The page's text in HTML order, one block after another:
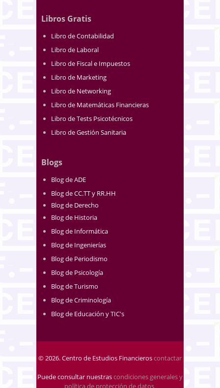
Libros Gratis
Libro de Contabilidad
Libro de Laboral
Libro de Fiscal e Impuestos
Libro de Marketing
Libro de Networking
Libro de Matemáticas Financieras
Libro de Tests Psicotécnicos
Libro de Gestión Sanitaria
Blogs
Blog de ADE
Blog de CC.TT y RR.HH
Blog de Derecho
Blog de Historia
Blog de Informática
Blog de Ingenierías
Blog de Periodismo
Blog de Psicología
Blog de Turismo
Blog de Criminología
Blog de Educación y TIC's
© 2026. Centro de Estudios Financieroscontactar
Puede consultar nuestrascondiciones generales y
política de protección de datos